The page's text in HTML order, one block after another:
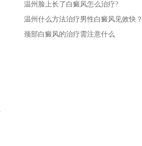
温州脸上长了白癜风怎么治疗?
温州什么方法治疗男性白癜风见效快？
颈部白癜风的治疗需注意什么